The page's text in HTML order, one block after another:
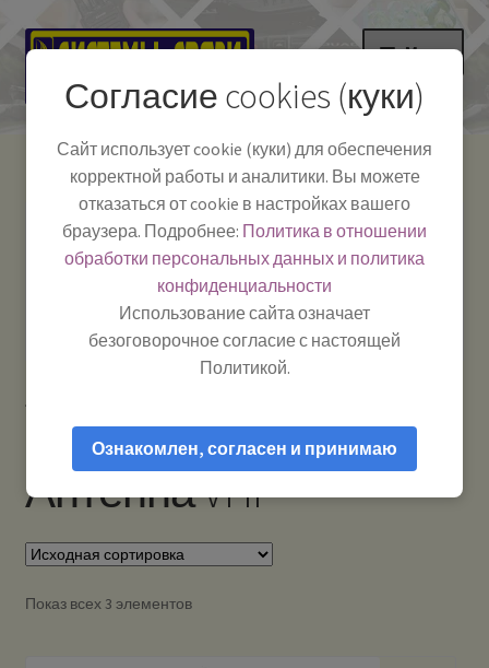
Перейти
навигации
Перейти
содержимому
Меню
Как пользоваться
Полезная информация
Мой аккаунт
Системы Связи:
г. Красноярск, ул.
Работаем:Пн-Пт:
10:00–18:00
-
Телефон:+7-
391-249-1040
Тел.|WA|Telegram:
+79029904090
Антенна VHF
Показ всех 3 элементов
Согласие cookies (куки)
Сайт использует cookie (куки) для обеспечения
корректной работы и аналитики. Вы можете
отказаться от cookie в настройках вашего
браузера. Подробнее: Политика в отношении
обработки персональных данных и политика
конфиденциальности
Использование сайта означает
безоговорочное согласие с настоящей
Политикой.
Ознакомлен, согласен и принимаю